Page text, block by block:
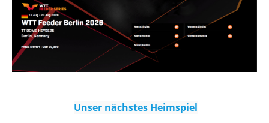
Unser nächstes Heimspiel